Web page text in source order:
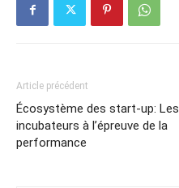
Article précédent
Écosystème des start-up: Les
incubateurs à l’épreuve de la
performance